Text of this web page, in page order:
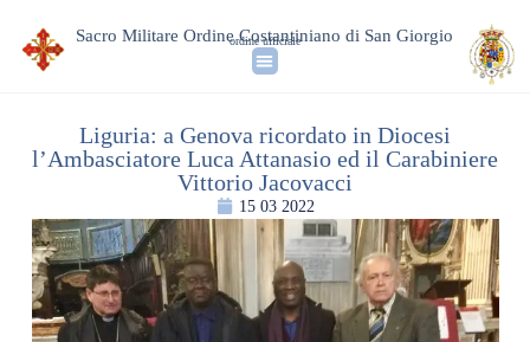
Sacro Militare Ordine Costantiniano di San Giorgio
ordine ufficiale
Liguria: a Genova ricordato in Diocesi
l’Ambasciatore Luca Attanasio ed il Carabiniere
Vittorio Jacovacci
15 03 2022